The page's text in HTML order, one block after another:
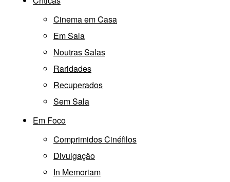
Cinema em Casa
Em Sala
Noutras Salas
Raridades
Recuperados
Sem Sala
Em Foco
Comprimidos Cinéfilos
Divulgação
In Memoriam